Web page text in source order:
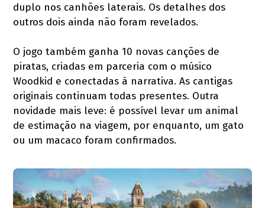
duplo nos canhões laterais. Os detalhes dos
outros dois ainda não foram revelados.
O jogo também ganha 10 novas canções de
piratas, criadas em parceria com o músico
Woodkid e conectadas à narrativa. As cantigas
originais continuam todas presentes. Outra
novidade mais leve: é possível levar um animal
de estimação na viagem, por enquanto, um gato
ou um macaco foram confirmados.